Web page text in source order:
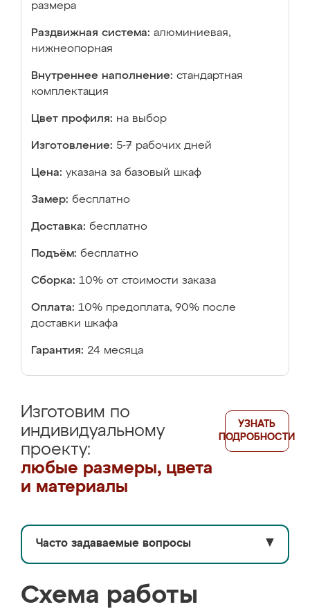
размера
Раздвижная система: алюминиевая,
нижнеопорная
Внутреннее наполнение: стандартная
комплектация
Цвет профиля: на выбор
Изготовление: 5-7 рабочих дней
Цена: указана за базовый шкаф
Замер: бесплатно
Доставка: бесплатно
Подъём: бесплатно
Сборка: 10% от стоимости заказа
Оплата: 10% предоплата, 90% после
доставки шкафа
Гарантия: 24 месяца
Изготовим по
индивидуальному
проекту:
любые размеры, цвета
и материалы
УЗНАТЬ
ПОДРОБНОСТИ
Часто задаваемые вопросы ▼
Схема работы